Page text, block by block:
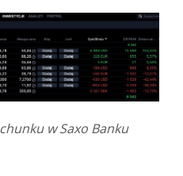
w Saxo Banku